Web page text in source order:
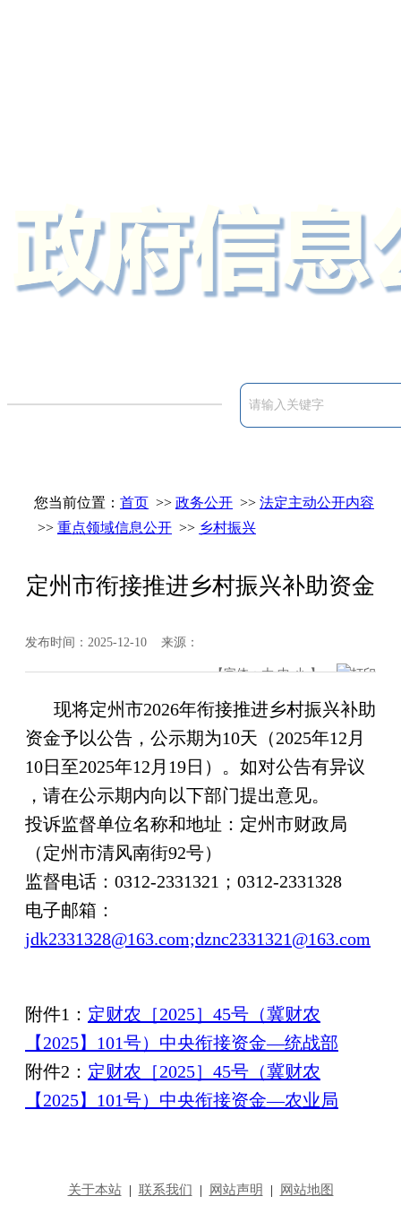
您当前位置： 首页 >> 政务公开 >> 法定主动公开内容
>> 重点领域信息公开 >> 乡村振兴
定州市衔接推进乡村振兴补助资金
发布时间：2025-12-10 来源：
【字体：大 中 小】 打印
现将定州市2026年衔接推进乡村振兴补助
资金予以公告，公示期为10天（2025年12月
10日至2025年12月19日）。如对公告有异议
，请在公示期内向以下部门提出意见。
投诉监督单位名称和地址：定州市财政局
（定州市清风南街92号）
监督电话：0312-2331321；0312-2331328
电子邮箱：
jdk2331328@163.com;dznc2331321@163.com
附件1： 定财农［2025］45号（冀财农
【2025】101号）中央衔接资金—统战部
附件2： 定财农［2025］45号（冀财农
【2025】101号）中央衔接资金—农业局